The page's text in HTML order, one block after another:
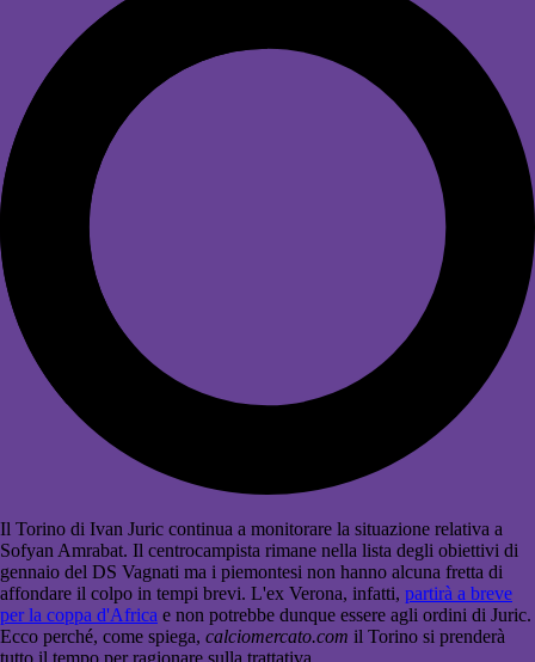
Il Torino di Ivan Juric continua a monitorare la situazione relativa a
Sofyan Amrabat. Il centrocampista rimane nella lista degli obiettivi di
gennaio del DS Vagnati ma i piemontesi non hanno alcuna fretta di
affondare il colpo in tempi brevi. L'ex Verona, infatti, partirà a breve
per la coppa d'Africa e non potrebbe dunque essere agli ordini di Juric.
Ecco perché, come spiega, calciomercato.com il Torino si prenderà